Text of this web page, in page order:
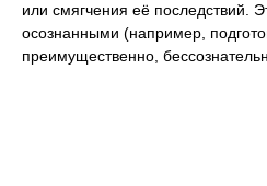
или смягчения её последствий.
осознанными (например,
преимущественно,